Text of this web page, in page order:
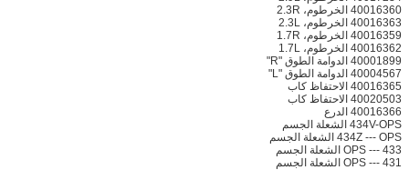
40016360 الخرطوم، 2.3R
40016363 الخرطوم، 2.3L
40016359 الخرطوم، 1.7R
40016362 الخرطوم، 1.7L
40001899 الدوامة الطوق "R"
40004567 الدوامة الطوق "L"
40016365 الاحتفاظ كاب
40020503 الاحتفاظ كاب
40016366 الدرع
434V-OPS الشعلة الجسم
434Z --- OPS الشعلة الجسم
433 --- OPS الشعلة الجسم
431 --- OPS الشعلة الجسم